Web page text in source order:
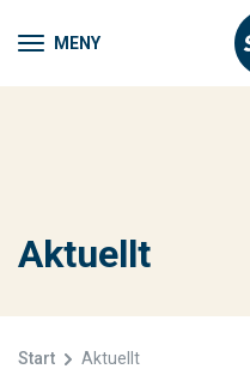
MENY
Aktuellt
Start Aktuellt